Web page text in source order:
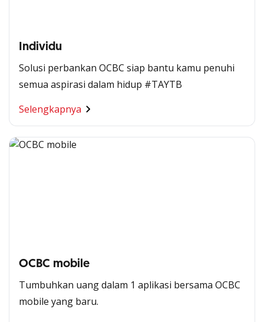
Individu
Solusi perbankan OCBC siap bantu kamu penuhi
semua aspirasi dalam hidup #TAYTB
Selengkapnya
OCBC mobile
Tumbuhkan uang dalam 1 aplikasi bersama OCBC
mobile yang baru.